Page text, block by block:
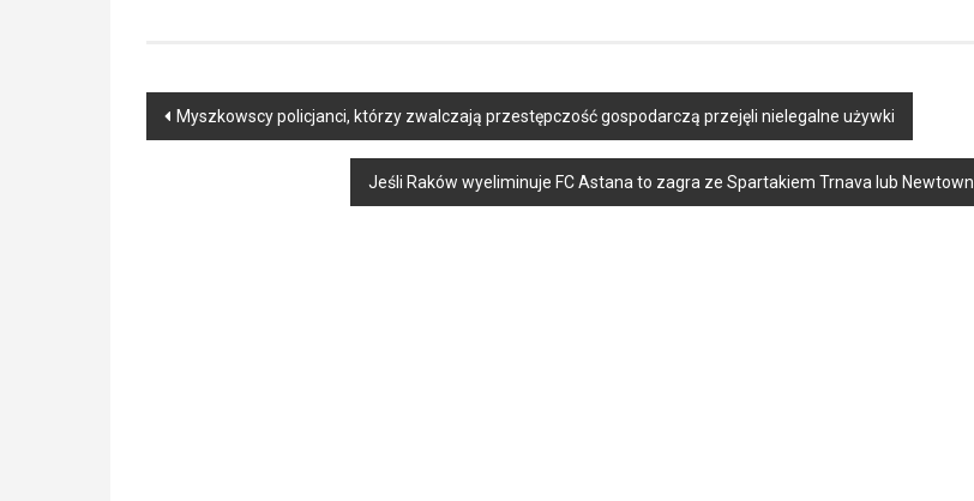
Post
Myszkowscy policjanci, którzy zwalczają przestępczość gospodarczą przejęli nielegalne używki
Jeśli Raków wyeliminuje FC Astana to zagra ze Spartakiem Trnava lub Newtown